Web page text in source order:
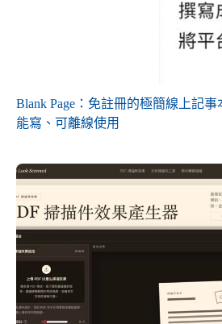
Blank Page：免註冊的極簡線上記
能寫、可離線使用